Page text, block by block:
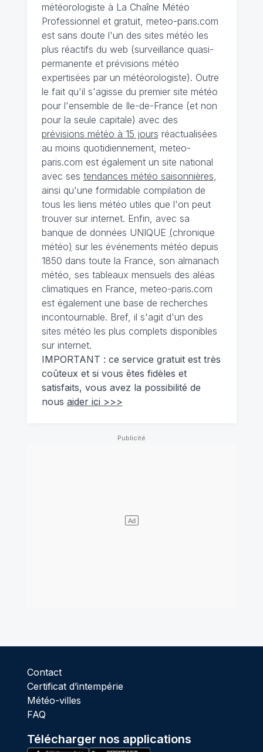
météorologiste à La Chaîne Météo
Professionnel et gratuit, meteo-paris.com
est sans doute l'un des sites météo les
plus réactifs du web (surveillance quasi-
permanente et prévisions météo
expertisées par un météorologiste). Outre
le fait qu'il s'agisse du premier site météo
pour l'ensemble de Ile-de-France (et non
pour la seule capitale) avec des
prévisions météo à 15 jours réactualisées
au moins quotidiennement, meteo-
paris.com est également un site national
avec ses tendances météo saisonnières
ainsi qu'une formidable compilation de
tous les liens météo utiles que l'on peut
trouver sur internet. Enfin, avec sa
banque de données UNIQUE (chronique
météo) sur les événements météo depuis
1850 dans toute la France, son almanach
météo, ses tableaux mensuels des aléas
climatiques en France, meteo-paris.com
est également une base de recherches
incontournable. Bref, il s'agit d'un des
sites météo les plus complets disponibles
sur internet.
IMPORTANT : ce service gratuit est très
coûteux et si vous êtes fidèles et
satisfaits, vous avez la possibilité de
nous aider ici >>>
Contact
Certificat d’intempérie
Météo-villes
FAQ
Télécharger nos applications